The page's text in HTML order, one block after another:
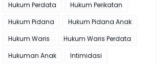
Hukum Perdata
Hukum Perikatan
Hukum Pidana
Hukum Pidana Anak
Hukum Waris
Hukum Waris Perdata
Hukuman Anak
Intimidasi